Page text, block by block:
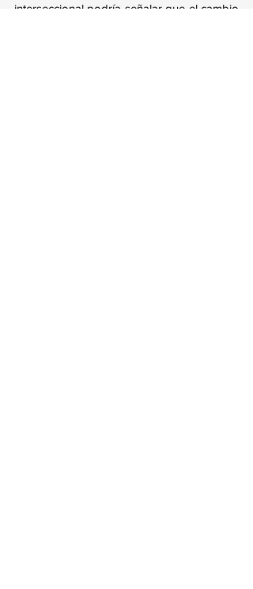
interseccional podría señalar que el cambio